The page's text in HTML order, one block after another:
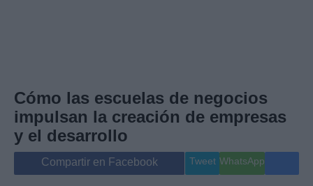
Internacional
Viajes
Gente
Musica
Cómo las escuelas de negocios
impulsan la creación de empresas
y el desarrollo
Compartir en Facebook Tweet WhatsApp